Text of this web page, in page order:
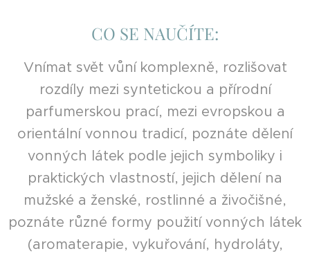
CO SE NAUČÍTE:
Vnímat svět vůní komplexně, rozlišovat
rozdíly mezi syntetickou a přírodní
parfumerskou prací, mezi evropskou a
orientální vonnou tradicí, poznáte dělení
vonných látek podle jejich symboliky i
praktických vlastností, jejich dělení na
mužské a ženské, rostlinné a živočišné,
poznáte různé formy použití vonných látek
(aromaterapie, vykuřování, hydroláty,